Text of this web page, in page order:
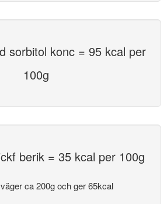
sorbitol konc = 95 kcal per
100g
berik = 35 kcal per 100g
ca 200g och ger 65kcal